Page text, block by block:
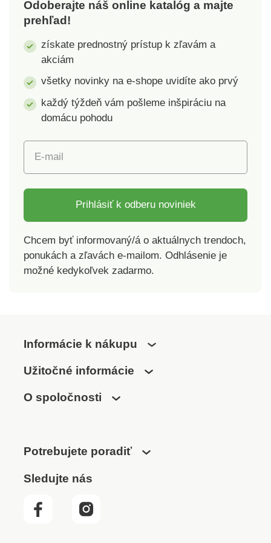
označuje textilné
výrobky, ktoré boli
testom na široké
spektrum škodlivých
látok a výrobok je
bezpečný nad rámec
platných noriem. S
ohľadom na ochranu
odporúčame prať na 40
°C a sušiť voľne na
vzduchu.
plachtu v predĺženej
obopínajúcimi rohmi
Exkluzívny návrh
Blancheporte. Standard
100 podľa Oeko-Tex (n°
textilné výrobky, ktoré
laboratórnym testom na
široké spektrum
škodlivých látok a
noriem. S ohľadom na
ochranu životného
prostredia odporúčame
Odoberajte náš online katalóg a majte
prehľad!
získate prednostný prístup k zľavám a
akciám
všetky novinky na e-shope uvidíte ako prvý
každý týždeň vám pošleme inšpiráciu na
domácu pohodu
E-mail
Prihlásiť k odberu noviniek
Chcem byť informovaný/á o aktuálnych trendoch,
ponukách a zľavách e-mailom. Odhlásenie je
možné kedykoľvek zadarmo.
Informácie k nákupu
Užitočné informácie
O spoločnosti
Potrebujete poradiť
Sledujte nás